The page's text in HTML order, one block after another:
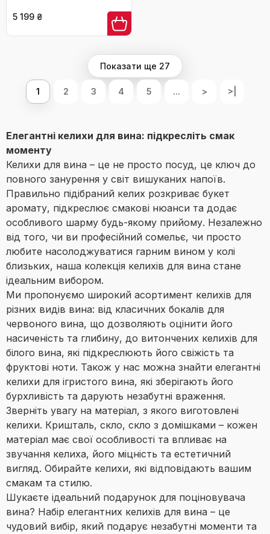
преміум-якості, для
вина та аперитиву, Made
in Germany
5 199 ₴
Показати ще 27
1 2 3 4 5 ... > >|
Елегантні келихи для вина: підкресліть смак
моменту
Келихи для вина – це не просто посуд, це ключ до
повного занурення у світ вишуканих напоїв.
Правильно підібраний келих розкриває букет
аромату, підкреслює смакові нюанси та додає
особливого шарму будь-якому прийому. Незалежно
від того, чи ви професійний сомельє, чи просто
любите насолоджуватися гарним вином у колі
близьких, наша колекція келихів для вина стане
ідеальним вибором.
Ми пропонуємо широкий асортимент келихів для
різних видів вина: від класичних бокалів для
червоного вина, що дозволяють оцінити його
насиченість та глибину, до витончених келихів для
білого вина, які підкреслюють його свіжість та
фруктові ноти. Також у нас можна знайти елегантні
келихи для ігристого вина, які зберігають його
бурхливість та дарують незабутні враження.
Зверніть увагу на матеріал, з якого виготовлені
келихи. Кришталь, скло, скло з домішками – кожен
матеріал має свої особливості та впливає на
звучання келиха, його міцність та естетичний
вигляд. Обирайте келихи, які відповідають вашим
смакам та стилю.
Шукаєте ідеальний подарунок для поціновувача
вина? Набір елегантних келихів для вина – це
чудовий вибір, який подарує незабутні моменти та